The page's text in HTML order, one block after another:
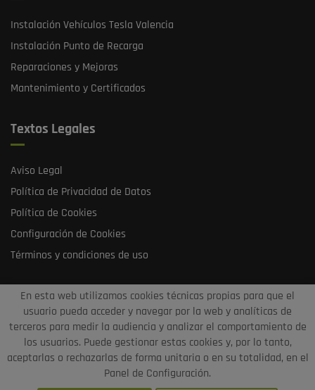
En esta web utilizamos cookies técnicas propias para que el
usuario pueda acceder y navegar por la web y analíticas de
terceros para medir la audiencia y analizar el comportamiento de
los usuarios. Puede gestionar estas cookies y, por lo tanto,
aceptarlas o rechazarlas de forma unitaria o en su totalidad, en el
Panel de Configuración.
Instalación Vehículos Tesla Valencia
Instalación Punto de Recarga
Reparaciones y Mejoras
Mantenimiento y Certificados
Textos Legales
Aviso Legal
Política de Privacidad de Datos
Política de Cookies
Configuración de Cookies
Términos y condiciones de uso
puntosrecargavalencia.com © 2021 - Diseño y